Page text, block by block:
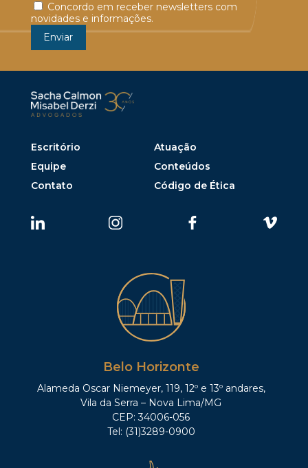
Concordo em receber newsletters com
novidades e informações.
Escritório
Atuação
Equipe
Conteúdos
Contato
Código de Ética
Belo Horizonte
Alameda Oscar Niemeyer, 119, 12º e 13º andares,
Vila da Serra – Nova Lima/MG
CEP: 34006-056
Tel: (31)3289-0900